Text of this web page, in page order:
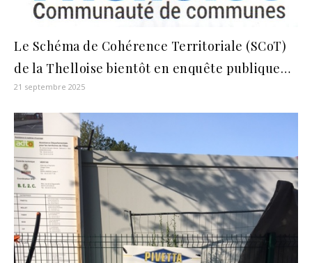
Le Schéma de Cohérence Territoriale (SCoT)
de la Thelloise bientôt en enquête publique…
21 septembre 2025